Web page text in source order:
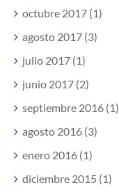
octubre 2017 (1)
agosto 2017 (3)
julio 2017 (1)
junio 2017 (2)
septiembre 2016 (1)
agosto 2016 (3)
enero 2016 (1)
diciembre 2015 (1)